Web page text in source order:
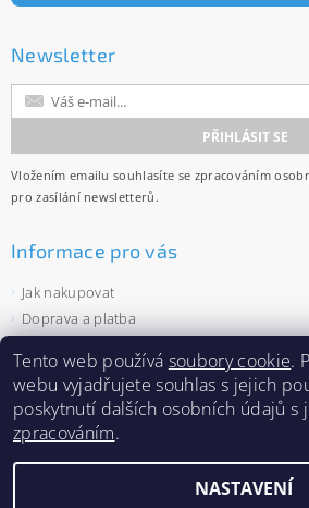
Newsletter
Vložením emailu souhlasíte se zpracováním
pro zasílání newsletterů.
Informace pro vás
Jak nakupovat
Doprava a platba
Ochrana osobních údajů
Velkoobchod
Zásady používání souborů cookies
Tento web používá soubory cookie.
webu vyjadřujete souhlas s jejich
poskytnutí dalších osobních údajů s
zpracováním.
NASTAVENÍ